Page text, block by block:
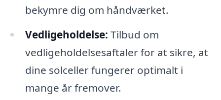
bekymre dig om håndværket.
Vedligeholdelse: Tilbud om
vedligeholdelsesaftaler for at sikre, at
dine solceller fungerer optimalt i
mange år fremover.